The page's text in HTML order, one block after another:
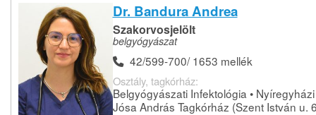
Dr. Bandura Andrea
Szakorvosjelölt
belgyógyászat
42/599-700/ 1653 mellék
Osztály, tagkórház:
Belgyógyászati Infektológia • Nyíregyházi
Jósa András Tagkórház (Szent István u.